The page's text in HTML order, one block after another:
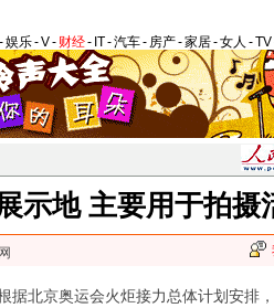
-娱乐-V- 财经- IT-汽车- 房产-家居-女人 -TV
示地 主要用于拍摄
北京奥运会火炬接力总体计划安排